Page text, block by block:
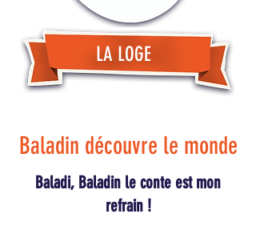
LA LOGE
Baladin découvre le monde
Baladi, Baladin le conte est mon
refrain !